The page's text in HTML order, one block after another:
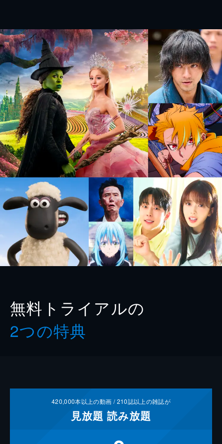
無料トライアルの
2つの特典
420,000本以上の動画 /210誌以上の雑誌が
見放題 読み放題